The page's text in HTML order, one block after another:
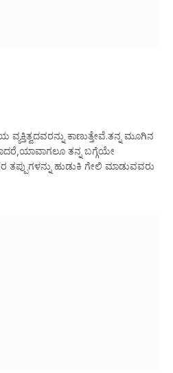
ಕಾಣುತ್ತೇವೆ.ತನ್ನ ಮೂಗಿನ
ತನ್ನ ಬಗ್ಗೆಯೇ
ತಪ್ಪುಗಳನ್ನು ಹುಡುಕಿ ಗೇಲಿ ಮಾಡುವವರು